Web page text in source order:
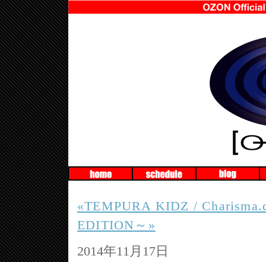
«TEMPURA KIDZ /
EDITION～»
2014年11月17日